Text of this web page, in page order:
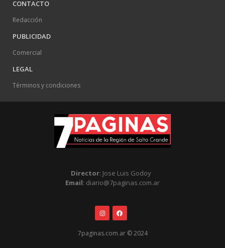
CONTACTO
Redacción
PUBLICIDAD
Comercial
LEGAL
Términos y condiciones
Director: Jose Luis Godoy
Email: diario@7paginas.com.ar
7paginas.com.ar © 2024